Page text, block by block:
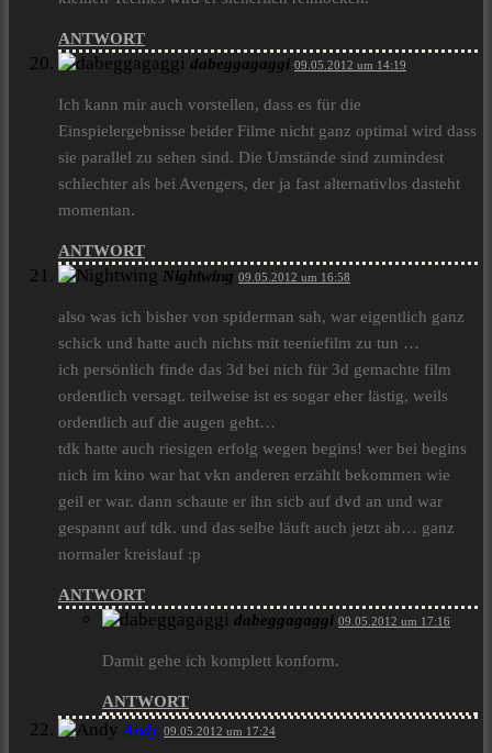
ANTWORT
dabeggagaggi 09.05.2012 um 14:19
Ich kann mir auch vorstellen, dass es für die
Einspielergebnisse beider Filme nicht ganz optimal wird dass
sie parallel zu sehen sind. Die Umstände sind zumindest
schlechter als bei Avengers, der ja fast alternativlos dasteht
momentan.
ANTWORT
Nightwing 09.05.2012 um 16:58
also was ich bisher von spiderman sah, war eigentlich ganz
schick und hatte auch nichts mit teeniefilm zu tun …
ich persönlich finde das 3d bei nich für 3d gemachte film
ordentlich versagt. teilweise ist es sogar eher lästig, weils
ordentlich auf die augen geht…
tdk hatte auch riesigen erfolg wegen begins! wer bei begins
nich im kino war hat vkn anderen erzählt bekommen wie
geil er war. dann schaute er ihn sicb auf dvd an und war
gespannt auf tdk. und das selbe läuft auch jetzt ab… ganz
normaler kreislauf :p
ANTWORT
dabeggagaggi 09.05.2012 um 17:16
Damit gehe ich komplett konform.
ANTWORT
Andy 09.05.2012 um 17:24